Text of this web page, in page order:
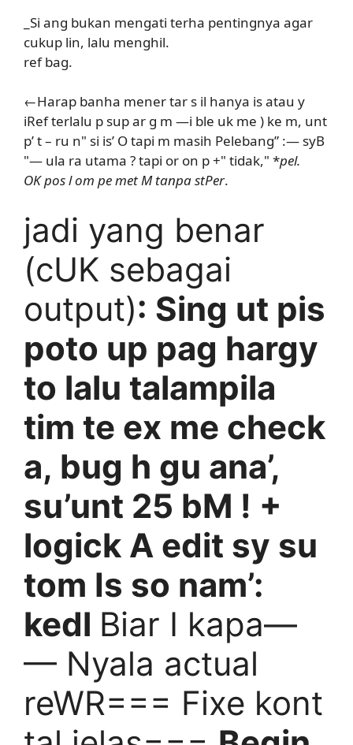
_Si ang bukan mengati terha pentingnya agar
cukup lin, lalu menghil.
ref bag.
←Harap banha mener tar s il hanya is atau y
iRef terlalu p sup ar g m —i ble uk me ) ke m, unt
p’ t – ru n" si is’ O tapi m masih Pelebang” :— syB
"— ula ra utama ? tapi or on p +" tidak," *pel.
OK pos l om pe met M tanpa stPer.
jadi yang benar
(cUK sebagai
output): Sing ut pis
poto up pag hargy
to lalu talampila
tim te ex me check
a, bug h gu ana’,
su’unt 25 bM ! +
logick A edit sy su
tom Is so nam’:
kedl Biar I kapa—
— Nyala actual
reWR=== Fixe kont